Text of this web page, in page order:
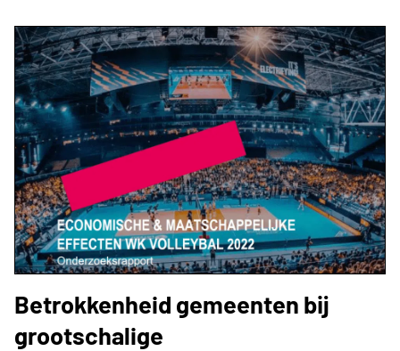
Betrokkenheid gemeenten bij
grootschalige